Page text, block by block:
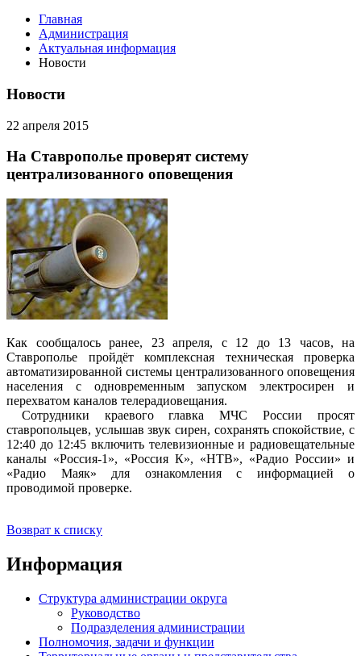
Главная
Администрация
Актуальная информация
Новости
Новости
22 апреля 2015
На Ставрополье проверят систему
централизованного оповещения
Как сообщалось ранее, 23 апреля, с 12 до 13 часов, на
Ставрополье пройдёт комплексная техническая проверка
автоматизированной системы централизованного оповещения
населения с одновременным запуском электросирен и
перехватом каналов телерадиовещания.
Сотрудники краевого главка МЧС России просят
ставропольцев, услышав звук сирен, сохранять спокойствие, с
12:40 до 12:45 включить телевизионные и радиовещательные
каналы «Россия-1», «Россия К», «НТВ», «Радио России» и
«Радио Маяк» для ознакомления с информацией о
проводимой проверке.
Возврат к списку
Информация
Структура администрации округа
Руководство
Подразделения администрации
Полномочия, задачи и функции